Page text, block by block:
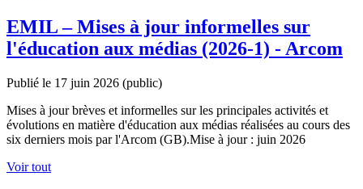
EMIL – Mises à jour informelles sur
l'éducation aux médias (2026-1) - Arcom
Publié le 17 juin 2026 (public)
Mises à jour brèves et informelles sur les principales activités et
évolutions en matière d'éducation aux médias réalisées au cours des
six derniers mois par l'Arcom (GB).Mise à jour : juin 2026
Voir tout